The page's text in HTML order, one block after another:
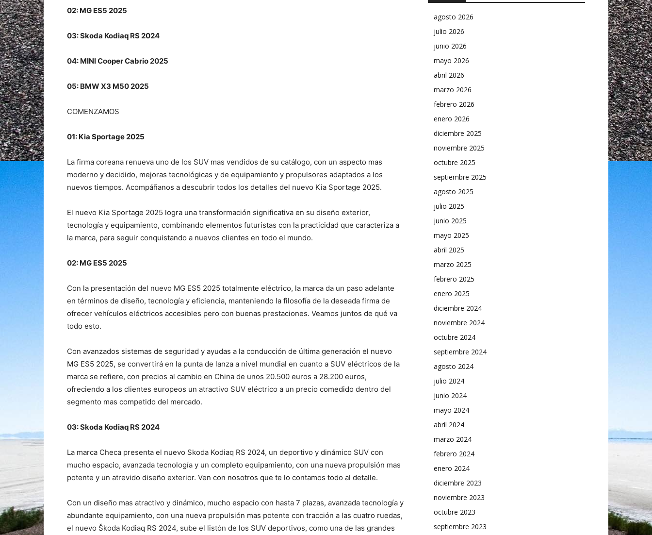
02: MG ES5 2025
03: Skoda Kodiaq RS 2024
04: MINI Cooper Cabrio 2025
05: BMW X3 M50 2025
COMENZAMOS
01: Kia Sportage 2025
La firma coreana renueva uno de los SUV mas vendidos de su catálogo, con un aspecto mas
moderno y decidido, mejoras tecnológicas y de equipamiento y propulsores adaptados a los
nuevos tiempos. Acompáñanos a descubrir todos los detalles del nuevo Kia Sportage 2025.
El nuevo Kia Sportage 2025 logra una transformación significativa en su diseño exterior,
tecnología y equipamiento, combinando elementos futuristas con la practicidad que caracteriza a
la marca, para seguir conquistando a nuevos clientes en todo el mundo.
02: MG ES5 2025
Con la presentación del nuevo MG ES5 2025 totalmente eléctrico, la marca da un paso adelante
en términos de diseño, tecnología y eficiencia, manteniendo la filosofía de la deseada firma de
ofrecer vehículos eléctricos accesibles pero con buenas prestaciones. Veamos juntos de qué va
todo esto.
Con avanzados sistemas de seguridad y ayudas a la conducción de última generación el nuevo
MG ES5 2025, se convertirá en la punta de lanza a nivel mundial en cuanto a SUV eléctricos de la
marca se refiere, con precios al cambio en China de unos 20.500 euros a 28.200 euros,
ofreciendo a los clientes europeos un atractivo SUV eléctrico a un precio comedido dentro del
segmento mas competido del mercado.
03: Skoda Kodiaq RS 2024
La marca Checa presenta el nuevo Skoda Kodiaq RS 2024, un deportivo y dinámico SUV con
mucho espacio, avanzada tecnología y un completo equipamiento, con una nueva propulsión mas
potente y un atrevido diseño exterior. Ven con nosotros que te lo contamos todo al detalle.
Con un diseño mas atractivo y dinámico, mucho espacio con hasta 7 plazas, avanzada tecnología y
abundante equipamiento, con una nueva propulsión mas potente con tracción a las cuatro ruedas,
el nuevo Škoda Kodiaq RS 2024, sube el listón de los SUV deportivos, como una de las grandes
agosto 2026
julio 2026
junio 2026
mayo 2026
abril 2026
marzo 2026
febrero 2026
enero 2026
diciembre 2025
noviembre 2025
octubre 2025
septiembre 2025
agosto 2025
julio 2025
junio 2025
mayo 2025
abril 2025
marzo 2025
febrero 2025
enero 2025
diciembre 2024
noviembre 2024
octubre 2024
septiembre 2024
agosto 2024
julio 2024
junio 2024
mayo 2024
abril 2024
marzo 2024
febrero 2024
enero 2024
diciembre 2023
noviembre 2023
octubre 2023
septiembre 2023